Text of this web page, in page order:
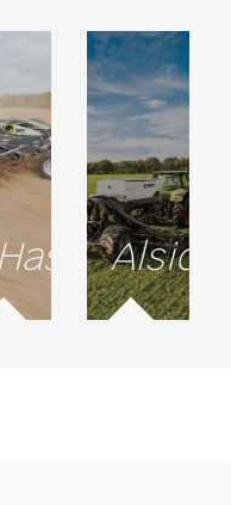
Hastighed